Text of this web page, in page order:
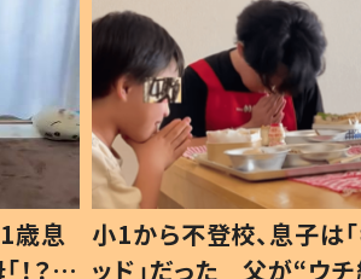
歳息
？」
小1から不登校、息子は
ッド」だった 父が“ウ